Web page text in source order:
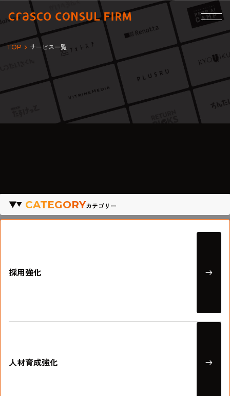
TOP サービス一覧
CATEGORYカテゴリー
採用強化
人材育成強化